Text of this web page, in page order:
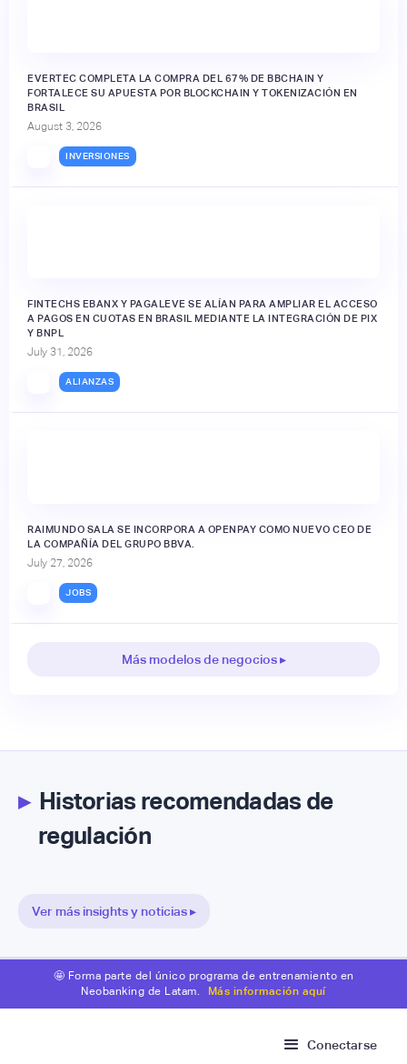
EVERTEC COMPLETA LA COMPRA DEL 67% DE BBCHAIN Y
FORTALECE SU APUESTA POR BLOCKCHAIN Y TOKENIZACIÓN EN
BRASIL
August 3, 2026
INVERSIONES
FINTECHS EBANX Y PAGALEVE SE ALÍAN PARA AMPLIAR EL ACCESO
A PAGOS EN CUOTAS EN BRASIL MEDIANTE LA INTEGRACIÓN DE PIX
Y BNPL
July 31, 2026
ALIANZAS
RAIMUNDO SALA SE INCORPORA A OPENPAY COMO NUEVO CEO DE
LA COMPAÑÍA DEL GRUPO BBVA.
July 27, 2026
JOBS
Más modelos de negocios ▸
▸Historias recomendadas de
regulación
Ver más insights y noticias ▸
🤩 Forma parte del único programa de entrenamiento en
Neobanking de Latam.
Más información aquí
Conectarse